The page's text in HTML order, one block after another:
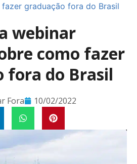
graduação fora do Brasil
webinar
como fazer
fora do Brasil
Fora 10/02/2022